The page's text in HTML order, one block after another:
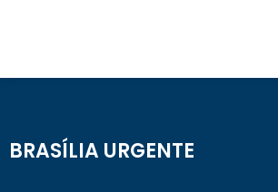
BRASÍLIA URGENTE